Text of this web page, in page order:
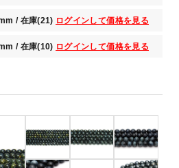
/ 在庫(21) ログインして価格を見る
/ 在庫(10) ログインして価格を見る